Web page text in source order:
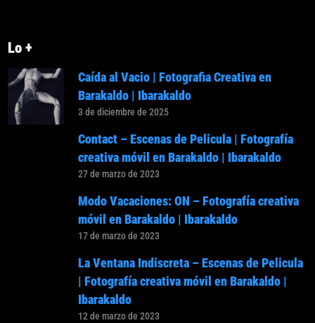
Lo +
Caída al Vacio | Fotografia Creativa en
Barakaldo | Ibarakaldo
3 de diciembre de 2025
Contact – Escenas de Pelicula | Fotografía
creativa móvil en Barakaldo | Ibarakaldo
27 de marzo de 2023
Modo Vacaciones: ON – Fotografía creativa
móvil en Barakaldo | Ibarakaldo
17 de marzo de 2023
La Ventana Indiscreta – Escenas de Pelicula
| Fotografía creativa móvil en Barakaldo |
Ibarakaldo
12 de marzo de 2023